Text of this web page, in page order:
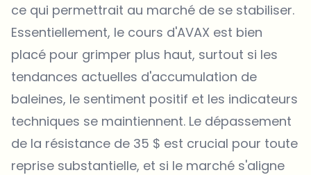
ce qui permettrait au marché de se stabiliser.
Essentiellement, le cours d'AVAX est bien
placé pour grimper plus haut, surtout si les
tendances actuelles d'accumulation de
baleines, le sentiment positif et les indicateurs
techniques se maintiennent. Le dépassement
de la résistance de 35 $ est crucial pour toute
reprise substantielle, et si le marché s'aligne